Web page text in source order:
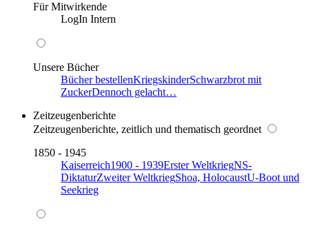
Für Mitwirkende
LogIn Intern
Unsere Bücher
Bücher bestellenKriegskinderSchwarzbrot mit
ZuckerDennoch gelacht…
Zeitzeugenberichte
Zeitzeugenberichte, zeitlich und thematisch geordnet
1850 - 1945
Kaiserreich1900 - 1939Erster WeltkriegNS-
DiktaturZweiter WeltkriegShoa, HolocaustU-Boot und
Seekrieg